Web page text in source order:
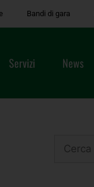
Bandi di gara
Servizi News